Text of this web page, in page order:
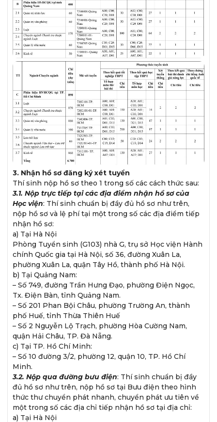
3. Nhận hồ sơ đăng ký xét tuyển
Thí sinh nộp hồ sơ theo 1 trong số các cách thức sau:
3.1. Nộp trực tiếp tại các địa điểm nhận hồ sơ của
Học viện: Thí sinh chuẩn bị đầy đủ hồ sơ như trên,
nộp hồ sơ và lệ phí tại một trong số các địa điểm tiếp
nhận hồ sơ:
a) Tại Hà Nội
Phòng Tuyển sinh (G103) nhà G, trụ sở Học viện Hành
chính Quốc gia tại Hà Nội, số 36, đường Xuân La,
phường Xuân La, quận Tây Hồ, thành phố Hà Nội.
b) Tại Quảng Nam:
– Số 749, đường Trần Hưng Đạo, phường Điện Ngọc,
Tx. Điện Bàn, tỉnh Quảng Nam.
– Số 201 Phan Bội Châu, phường Trường An, thành
phố Huế, tỉnh Thừa Thiên Huế
– Số 2 Nguyễn Lộ Trạch, phường Hòa Cường Nam,
quận Hải Châu, TP. Đà Nẵng.
c) Tại TP. Hồ Chí Minh:
– Số 10 đường 3/2, phường 12, quận 10, TP. Hồ Chí
Minh.
3.2. Nộp qua đường bưu điện: Thí sinh chuẩn bị đầy
đủ hồ sơ như trên, nộp hồ sơ tại Bưu điện theo hình
thức thư chuyển phát nhanh, chuyển phát ưu tiên về
một trong số các địa chỉ tiếp nhận hồ sơ tại địa chỉ:
a) Tại Hà Nội